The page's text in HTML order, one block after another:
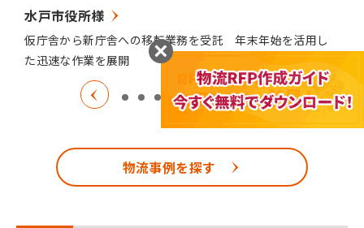
水戸市役所様
仮庁舎から新庁舎への移転業務を受託 年末年始を活用し
た迅速な作業を展開
物流事例を探す